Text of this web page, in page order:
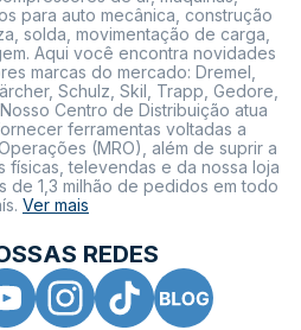
para auto mecânica, construção
solda, movimentação de carga,
Aqui você encontra novidades
marcas do mercado: Dremel,
Schulz, Skil, Trapp, Gedore,
Centro de Distribuição atua
ferramentas voltadas a
(MRO), além de suprir a
físicas, televendas e da nossa loja
de 1,3 milhão de pedidos em todo
Ver mais
REDES